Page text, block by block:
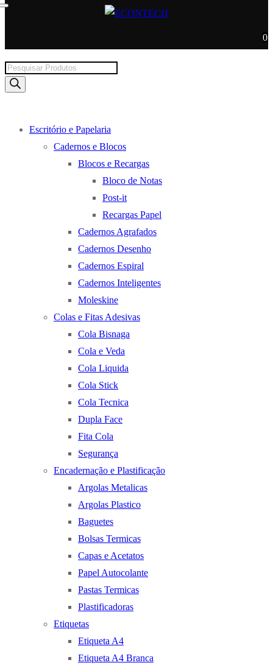
0
Products
search
Escritório e Papelaria
Cadernos e Blocos
Blocos e Recargas
Bloco de Notas
Post-it
Recargas Papel
Cadernos Agrafados
Cadernos Desenho
Cadernos Espiral
Cadernos Inteligentes
Moleskine
Colas e Fitas Adesivas
Cola Bisnaga
Cola e Veda
Cola Liquida
Cola Stick
Cola Tecnica
Dupla Face
Fita Cola
Segurança
Encadernação e Plastificação
Argolas Metalicas
Argolas Plastico
Baguetes
Bolsas Termicas
Capas e Acetatos
Papel Autocolante
Pastas Termicas
Plastificadoras
Etiquetas
Etiqueta A4
Etiqueta A4 Branca